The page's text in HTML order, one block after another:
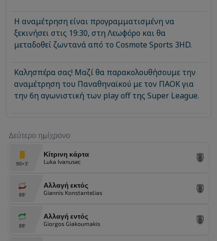
Η αναμέτρηση είναι προγραμματισμένη να
ξεκινήσει στις 19:30, στη Λεωφόρο και θα
μεταδοθεί ζωντανά από το Cosmote Sports 3HD.
Καλησπέρα σας! Μαζί θα παρακολουθήσουμε την
αναμέτρηση του Παναθηναϊκού με τον ΠΑΟΚ για
την 6η αγωνιστική των play off της Super League.
Δεύτερο ημίχρονο
90+3'
Κίτρινη κάρτα
Luka Ivanusec
88'
Αλλαγή εκτός
Giannis Konstantelias
88'
Αλλαγή εντός
Giorgos Giakoumakis